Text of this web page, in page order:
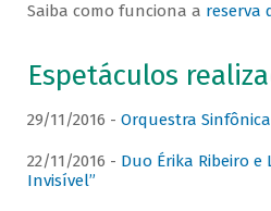
Saiba como funciona a reserva
Espetáculos
29/11/2016 - Orquestra
22/11/2016 - Duo Érika Ribeiro e
Invisível”